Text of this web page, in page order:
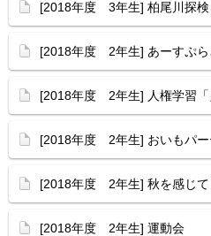
[2018年度 3年生] 柏尾川探検
[2018年度 2年生] あーすぷら
[2018年度 2年生] 人権学習「
[2018年度 2年生] おいもパー
[2018年度 2年生] 秋を感じて
[2018年度 2年生] 運動会